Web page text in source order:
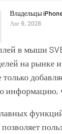
Владельцы
Авг 6, 2026
в мыши
на рынке
только
информацию,